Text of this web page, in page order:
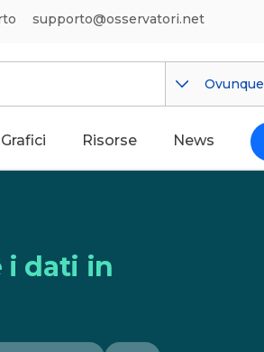
supporto@osservatori.net
Ovunque
Grafici Risorse News
i dati in